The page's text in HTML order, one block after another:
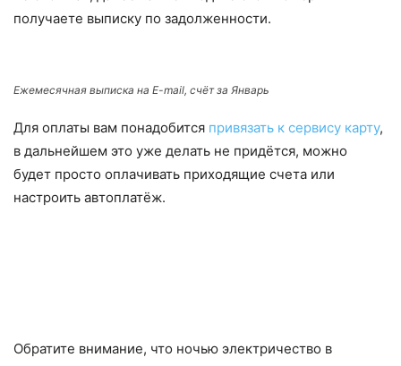
получаете выписку по задолженности.
Ежемесячная выписка на E-mail, счёт за Январь
Для оплаты вам понадобится привязать к сервису карту,
в дальнейшем это уже делать не придётся, можно
будет просто оплачивать приходящие счета или
настроить автоплатёж.
Обратите внимание, что ночью электричество в